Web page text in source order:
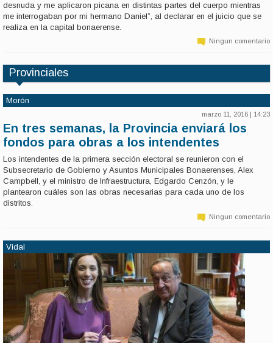
desnuda y me aplicaron picana en distintas partes del cuerpo mientras
me interrogaban por mi hermano Daniel”, al declarar en el juicio que se
realiza en la capital bonaerense.
Ningun comentario
Provinciales
Morón
marzo 11, 2016 | 14:23
En tres semanas, la Provincia enviará los
fondos para obras a los intendentes
Los intendentes de la primera sección electoral se reunieron con el
Subsecretario de Gobierno y Asuntos Municipales Bonaerenses, Alex
Campbell, y el ministro de Infraestructura, Edgardo Cenzón, y le
plantearon cuáles son las obras necesarias para cada uno de los
distritos.
Ningun comentario
Vidal